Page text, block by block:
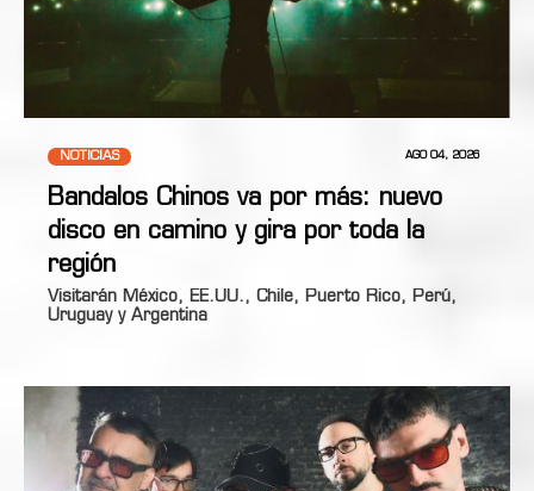
NOTICIAS AGO 04, 2026
Bandalos Chinos va por más: nuevo
disco en camino y gira por toda la
región
Visitarán México, EE.UU., Chile, Puerto Rico, Perú,
Uruguay y Argentina